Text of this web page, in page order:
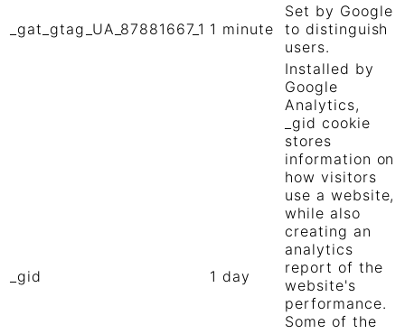
_gat_gtag_UA_87881667_1 1 minute
Set by Google
to distinguish
users.
_gid 1 day
Installed by
Google
Analytics,
_gid cookie
stores
information on
how visitors
use a website,
while also
creating an
analytics
report of the
website's
performance.
Some of the